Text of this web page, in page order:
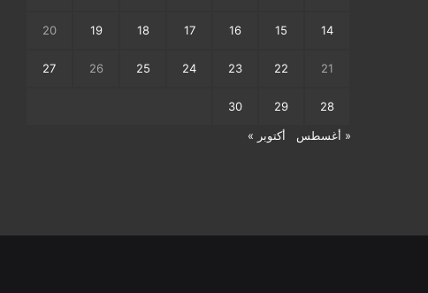
14
15
16
17
18
19
20
21
22
23
24
25
26
27
28
29
30
« أغسطس أكتوبر »